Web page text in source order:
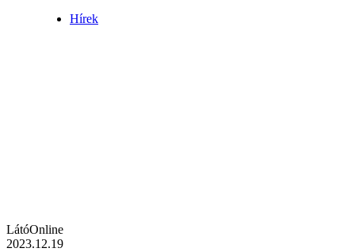
Hírek
LátóOnline
2023.12.19